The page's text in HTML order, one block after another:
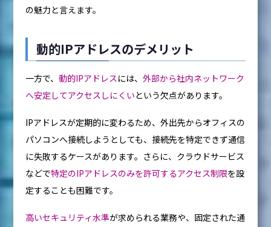
の魅力と言えます。
動的IPアドレスのデメリット
一方で、 動的IPアドレスには、外部から社内ネットワーク
へ安定してアクセスしにくいという欠点があります。
IPアドレスが定期的に変わるため、外出先からオフィスの
パソコンへ接続しようとしても、接続先を特定できず通信
に失敗するケースがあります。さらに、クラウドサービス
などで特定のIPアドレスのみを許可するアクセス制限を設
定することも困難です。
高いセキュリティ水準が求められる業務や、固定された通